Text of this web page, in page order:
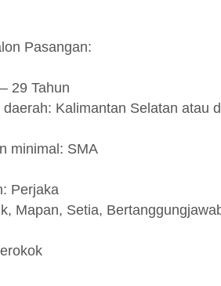
Pasangan:
29 Tahun
Kalimantan Selatan atau
minimal: SMA
Perjaka
Mapan, Setia,